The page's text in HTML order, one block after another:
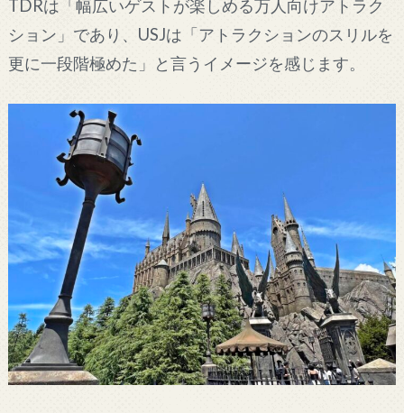
TDRは「幅広いゲストが楽しめる万人向けアトラク
ション」であり、USJは「アトラクションのスリルを
更に一段階極めた」と言うイメージを感じます。